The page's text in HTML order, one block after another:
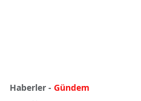
Haberler - Gündem